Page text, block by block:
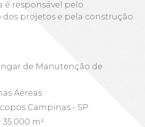
é responsável pelo
projetos e pela construção.
de Manutenção de
Aéreas
Campinas - SP
35.000 m²